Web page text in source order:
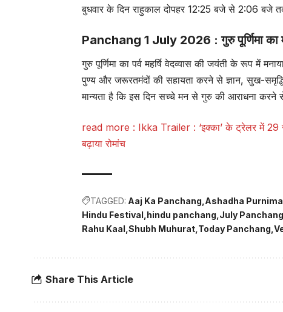
बुधवार के दिन राहुकाल दोपहर 12:25 बजे से 2:06 बजे
Panchang 1 July 2026 : गुरु पूर्णिमा का
गुरु पूर्णिमा का पर्व महर्षि वेदव्यास की जयंती के रूप में
पुण्य और जरूरतमंदों की सहायता करने से ज्ञान, सुख-समृद्धि
मान्यता है कि इस दिन सच्चे मन से गुरु की आराधना
read more : Ikka Trailer : ‘इक्का’ के ट्रेलर में 29
बढ़ाया रोमांच
TAGGED: Aaj Ka Panchang Ashadha Purnima
Hindu Festival hindu panchang July Panchang
Rahu Kaal Shubh Muhurat Today Panchang
Share This Article